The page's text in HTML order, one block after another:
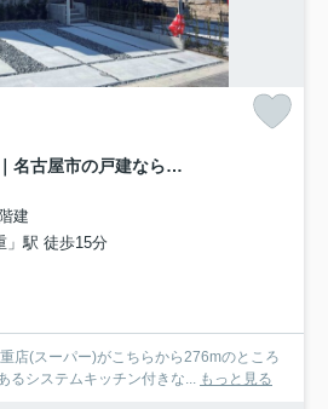
Terrechez緑区徳重2期｜名古屋市の戸建ならホームアップ
建
」駅 徒歩15分
店(スーパー)がこちらから276mのところ
るシステムキッチン付きな... もっと見る